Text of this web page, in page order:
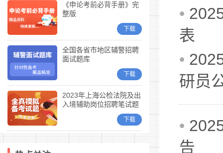
《申论考前必背手册》完
整版
下载
全国各省市地区辅警招聘
面试题库
下载
2023年上海公检法院及出
入境辅助岗位招聘笔试题
下载
•
表
•
研员
•
告